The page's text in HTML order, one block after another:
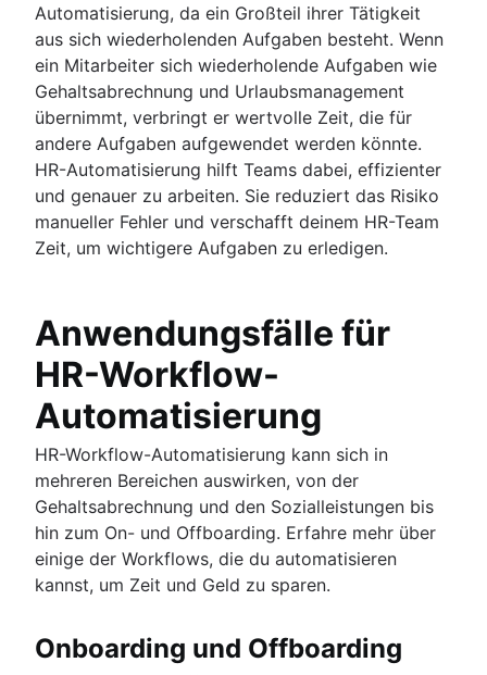
Automatisierung, da ein Großteil ihrer Tätigkeit
aus sich wiederholenden Aufgaben besteht. Wenn
ein Mitarbeiter sich wiederholende Aufgaben wie
Gehaltsabrechnung und Urlaubsmanagement
übernimmt, verbringt er wertvolle Zeit, die für
andere Aufgaben aufgewendet werden könnte.
HR-Automatisierung hilft Teams dabei, effizienter
und genauer zu arbeiten. Sie reduziert das Risiko
manueller Fehler und verschafft deinem HR-Team
Zeit, um wichtigere Aufgaben zu erledigen.
Anwendungsfälle für
HR-Workflow-
Automatisierung
HR-Workflow-Automatisierung kann sich in
mehreren Bereichen auswirken, von der
Gehaltsabrechnung und den Sozialleistungen bis
hin zum On- und Offboarding. Erfahre mehr über
einige der Workflows, die du automatisieren
kannst, um Zeit und Geld zu sparen.
Onboarding und Offboarding